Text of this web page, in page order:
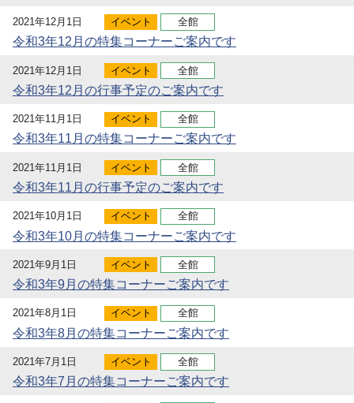
2021年12月1日 イベント 全館
令和3年12月の特集コーナーご案内です
2021年12月1日 イベント 全館
令和3年12月の行事予定のご案内です
2021年11月1日 イベント 全館
令和3年11月の特集コーナーご案内です
2021年11月1日 イベント 全館
令和3年11月の行事予定のご案内です
2021年10月1日 イベント 全館
令和3年10月の特集コーナーご案内です
2021年9月1日 イベント 全館
令和3年9月の特集コーナーご案内です
2021年8月1日 イベント 全館
令和3年8月の特集コーナーご案内です
2021年7月1日 イベント 全館
令和3年7月の特集コーナーご案内です